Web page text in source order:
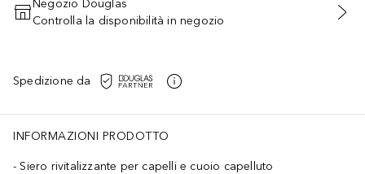
AGGIUNGI AL CARRELLO
Negozio Douglas
Controlla la disponibilità in negozio
Spedizione da
INFORMAZIONI PRODOTTO
Siero rivitalizzante per capelli e cuoio capelluto